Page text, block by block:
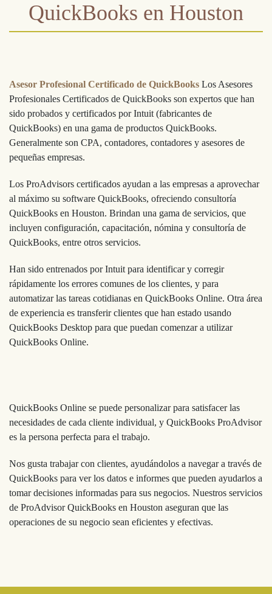
QuickBooks en Houston
Asesor Profesional Certificado de QuickBooks Los Asesores
Profesionales Certificados de QuickBooks son expertos que han
sido probados y certificados por Intuit (fabricantes de
QuickBooks) en una gama de productos QuickBooks.
Generalmente son CPA, contadores, contadores y asesores de
pequeñas empresas.
Los ProAdvisors certificados ayudan a las empresas a aprovechar
al máximo su software QuickBooks, ofreciendo consultoría
QuickBooks en Houston. Brindan una gama de servicios, que
incluyen configuración, capacitación, nómina y consultoría de
QuickBooks, entre otros servicios.
Han sido entrenados por Intuit para identificar y corregir
rápidamente los errores comunes de los clientes, y para
automatizar las tareas cotidianas en QuickBooks Online. Otra área
de experiencia es transferir clientes que han estado usando
QuickBooks Desktop para que puedan comenzar a utilizar
QuickBooks Online.
QuickBooks Online se puede personalizar para satisfacer las
necesidades de cada cliente individual, y QuickBooks ProAdvisor
es la persona perfecta para el trabajo.
Nos gusta trabajar con clientes, ayudándolos a navegar a través de
QuickBooks para ver los datos e informes que pueden ayudarlos a
tomar decisiones informadas para sus negocios. Nuestros servicios
de ProAdvisor QuickBooks en Houston aseguran que las
operaciones de su negocio sean eficientes y efectivas.